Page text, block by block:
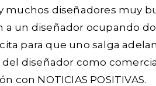
muchos diseñadores muy
un diseñador ocupando
para que uno salga
diseñador como
con NOTICIAS POSITIVAS.